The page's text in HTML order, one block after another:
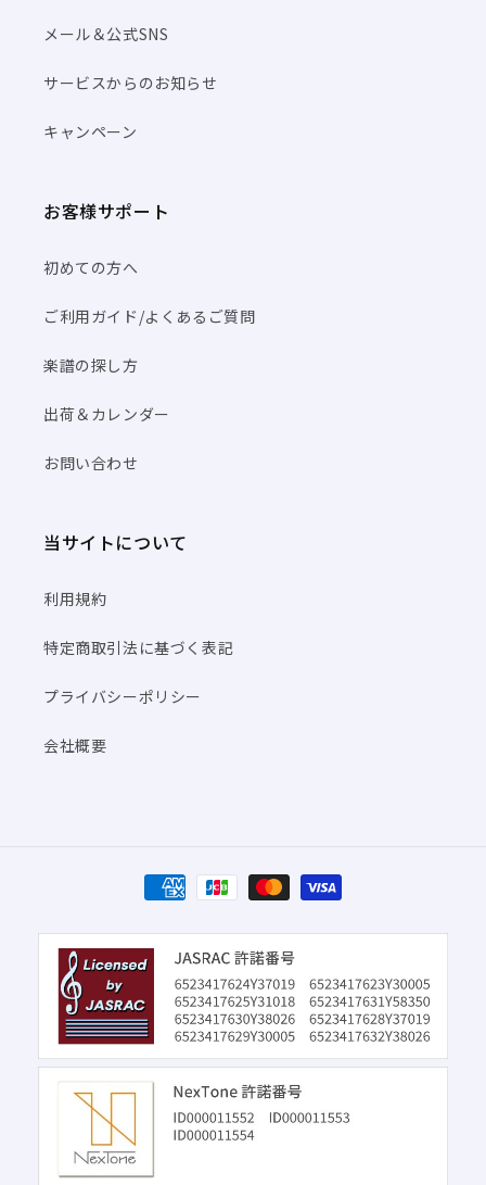
メール＆公式SNS
サービスからのお知らせ
キャンペーン
お客様サポート
初めての方へ
ご利用ガイド/よくあるご質問
楽譜の探し方
出荷＆カレンダー
お問い合わせ
当サイトについて
利用規約
特定商取引法に基づく表記
プライバシーポリシー
会社概要
決
済
方
法